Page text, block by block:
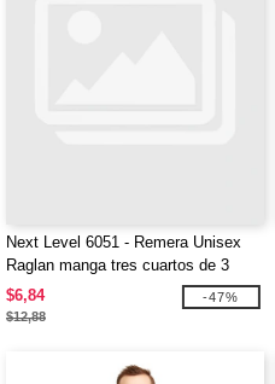
Next Level 6051 - Remera Unisex
Raglan manga tres cuartos de 3
telas
$6,84
$12,88
-47%